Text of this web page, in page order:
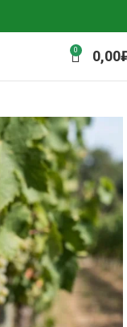
0 0,00